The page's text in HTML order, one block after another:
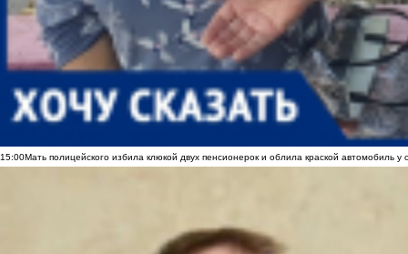
15:00Мать полицейского избила клюкой двух пенсионерок и облила краской автомобиль у